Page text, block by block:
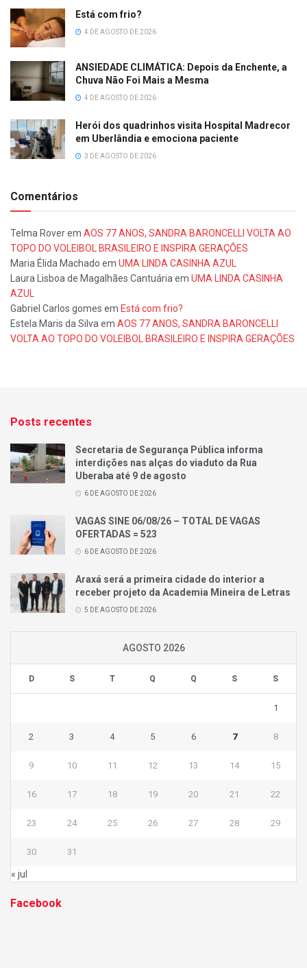
Está com frio?
4 DE AGOSTO DE 2026
ANSIEDADE CLIMÁTICA: Depois da Enchente, a
Chuva Não Foi Mais a Mesma
4 DE AGOSTO DE 2026
Herói dos quadrinhos visita Hospital Madrecor
em Uberlândia e emociona paciente
3 DE AGOSTO DE 2026
Comentários
Telma Roverem AOS 77 ANOS, SANDRA BARONCELLI VOLTA AO
TOPO DO VOLEIBOL BRASILEIRO E INSPIRA GERAÇÕES
Maria Élida Machado em UMA LINDA CASINHA AZUL
Laura Lisboa de Magalhães Cantuáriaem UMA LINDA CASINHA
AZUL
Gabriel Carlos gomes em Está com frio?
Estela Maris da Silvaem AOS 77 ANOS, SANDRA BARONCELLI
VOLTA AO TOPO DO VOLEIBOL BRASILEIRO E INSPIRA GERAÇÕES
Posts recentes
Secretaria de Segurança Pública informa
interdições nas alças do viaduto da Rua
Uberaba até 9 de agosto
6 DE AGOSTO DE 2026
VAGAS SINE 06/08/26 – TOTAL DE VAGAS
OFERTADAS = 523
6 DE AGOSTO DE 2026
Araxá será a primeira cidade do interior a
receber projeto da Academia Mineira de Letras
5 DE AGOSTO DE 2026
AGOSTO 2026
D S T Q Q S S
1
2 3 4 5 6 7 8
9 10 11 12 13 14 15
16 17 18 19 20 21 22
23 24 25 26 27 28 29
30 31
« jul
Facebook